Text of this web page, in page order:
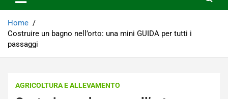
Home
Costruire un bagno nell’orto: una mini GUIDA per tutti i
passaggi
AGRICOLTURA E ALLEVAMENTO